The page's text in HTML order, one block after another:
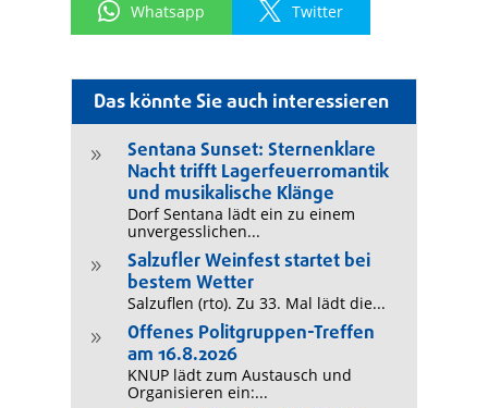
Das könnte Sie auch interessieren
9
Sentana Sunset: Sternenklare
Nacht trifft Lagerfeuerromantik
und musikalische Klänge
Dorf Sentana lädt ein zu einem
unvergesslichen...
9
Salzufler Weinfest startet bei
bestem Wetter
Salzuflen (rto). Zu 33. Mal lädt die...
9
Offenes Politgruppen-Treffen
am 16.8.2026
KNUP lädt zum Austausch und
Organisieren ein:...
Whatsapp Twitter